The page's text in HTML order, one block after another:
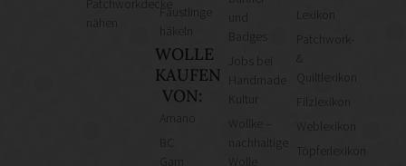
PatchworkdeckeFäustlinge
häkeln
WOLLE
KAUFEN
VON:
Kultur
Wollke –
nachhaltige
Lexikon
Patchwork-
&
Quiltlexikon
Filzlexikon
Weblexikon
Töpferlexikon